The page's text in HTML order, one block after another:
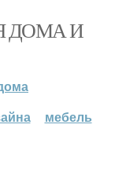
ДОМА И
мебель